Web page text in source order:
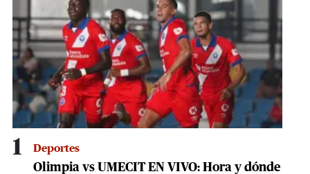
seconds
1 Deportes
Olimpia vs UMECIT EN VIVO: Hora y dónde